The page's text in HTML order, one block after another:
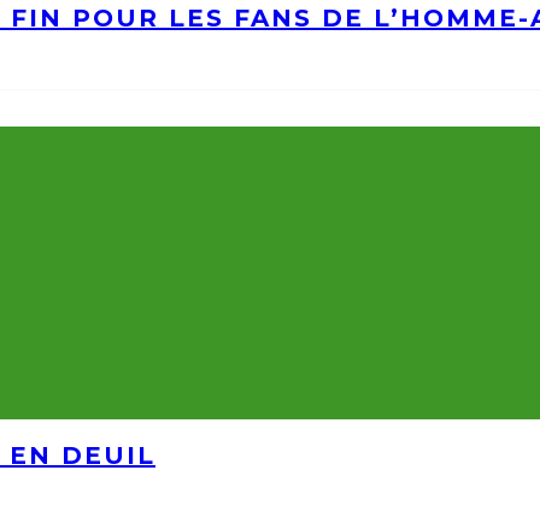
POUR LES FANS DE L’HOMME-
EN DEUIL